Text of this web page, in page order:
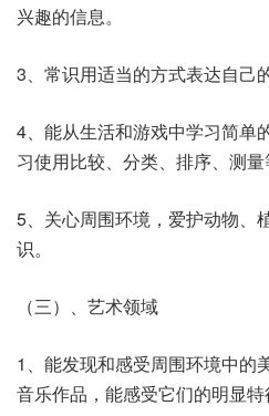
兴趣的信息。
3、常识用适当的方式表达自己
4、能从生活和游戏中学习简单
习使用比较、分类、排序、测量
5、关心周围环境，爱护动物、
识。
（三）、艺术领域
1、能发现和感受周围环境中的
音乐作品，能感受它们的明显特